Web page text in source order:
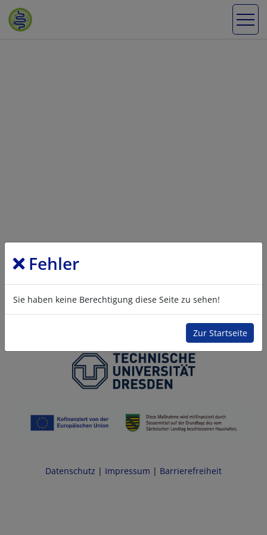
Fehler
Sie haben keine Berechtigung diese Seite zu sehen!
Zur Startseite
Datenschutz | Impressum | Barrierefreiheit